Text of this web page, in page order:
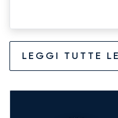
LEGGI TUTTE